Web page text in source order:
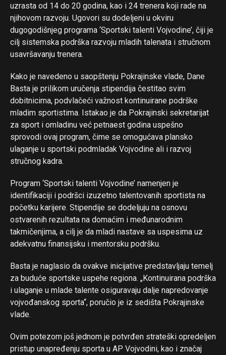
uzrasta od 14 do 20 godina, kao i 24 trenera koji rade na
njihovom razvoju. Ugovori su dodeljeni u okviru
dugogodišnjeg programa ‘Sportski talenti Vojvodine’, čiji je
cilj sistemska podrška razvoju mladih talenata i stručnom
usavršavanju trenera.
Kako je navedeno u saopštenju Pokrajinske vlade, Dane
Basta je prilikom uručenja stipendija čestitao svim
dobitnicima, podvlačeći važnost kontinuirane podrške
mladim sportistima. Istakao je da Pokrajinski sekretarijat
za sport i omladinu već petnaest godina uspešno
sprovodi ovaj program, čime se omogućava plansko
ulaganje u sportski podmladak Vojvodine ali i razvoj
stručnog kadra.
Program ‘Sportski talenti Vojvodine’ namenjen je
identifikaciji i podršci izuzetno talentovanih sportista na
početku karijere. Stipendije se dodeljuju na osnovu
ostvarenih rezultata na domaćim i međunarodnim
takmičenjima, a cilj je da mladi nastave sa uspesima uz
adekvatnu finansijsku i mentorsku podršku.
Basta je naglasio da ovakve inicijative predstavljaju temelj
za buduće sportske uspehe regiona. „Kontinuirana podrška
i ulaganje u mlade talente osiguravaju dalje napredovanje
vojvođanskog sporta“, poručio je iz sedišta Pokrajinske
vlade.
Ovim potezom još jednom je potvrđen strateški opredeljen
pristup unapređenju sporta u AP Vojvodini, kao i značaj